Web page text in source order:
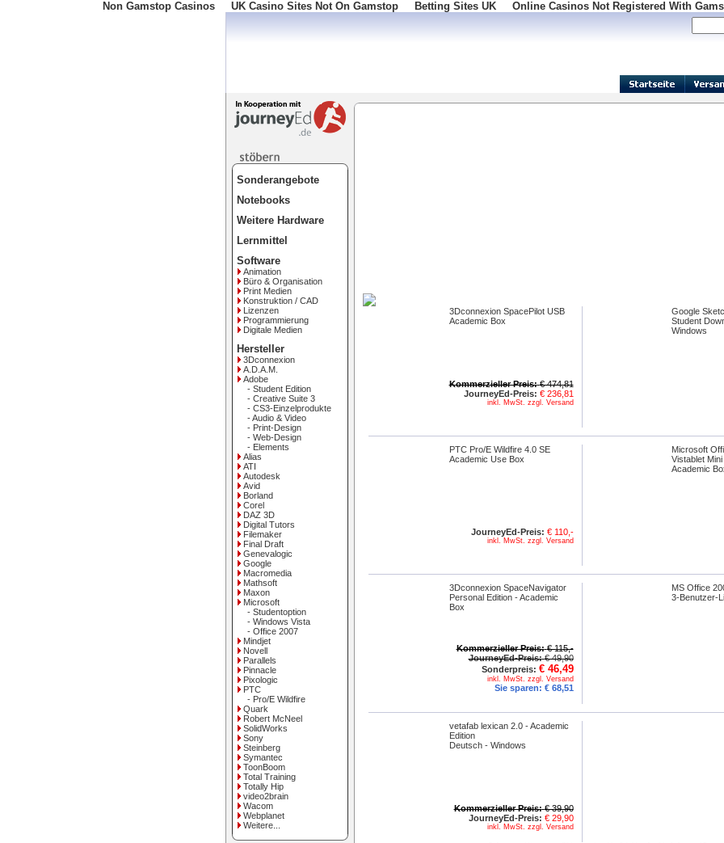
Non Gamstop Casinos UK Casino Sites Not On Gamstop Betting Sites UK Online Casinos Not Registered With
Sonderangebote
Notebooks
Weitere Hardware
Lernmittel
Software
Animation
Büro & Organisation
Print Medien
Konstruktion / CAD
Lizenzen
Programmierung
Digitale Medien
Hersteller
3Dconnexion
A.D.A.M.
Adobe
- Student Edition
- Creative Suite 3
- CS3-Einzelprodukte
- Audio & Video
- Print-Design
- Web-Design
- Elements
Alias
ATI
Autodesk
Avid
Borland
Corel
DAZ 3D
Digital Tutors
Filemaker
Final Draft
Genevalogic
Google
Macromedia
Mathsoft
Maxon
Microsoft
- Studentoption
- Windows Vista
- Office 2007
Mindjet
Novell
Parallels
Pinnacle
Pixologic
PTC
- Pro/E Wildfire
Quark
Robert McNeel
SolidWorks
Sony
Steinberg
Symantec
ToonBoom
Total Training
Totally Hip
video2brain
Wacom
Webplanet
Weitere...
3Dconnexion SpacePilot USB
Academic Box
Kommerzieller Preis: € 474,81
JourneyEd-Preis: € 236,81
inkl. MwSt. zzgl. Versand
Google
Student
Windows
PTC Pro/E Wildfire 4.0 SE
Academic Use Box
JourneyEd-Preis: € 110,-
inkl. MwSt. zzgl. Versand
Microsoft
Vistablet Mini
Academic
3Dconnexion SpaceNavigator
Personal Edition - Academic
Box
Kommerzieller Preis: € 115,-
JourneyEd-Preis: € 49,90
Sonderpreis: € 46,49
inkl. MwSt. zzgl. Versand
Sie sparen: € 68,51
MS Office
3-Benutzer-
vetafab lexican 2.0 - Academic
Edition
Deutsch - Windows
Kommerzieller Preis: € 39,90
JourneyEd-Preis: € 29,90
inkl. MwSt. zzgl. Versand